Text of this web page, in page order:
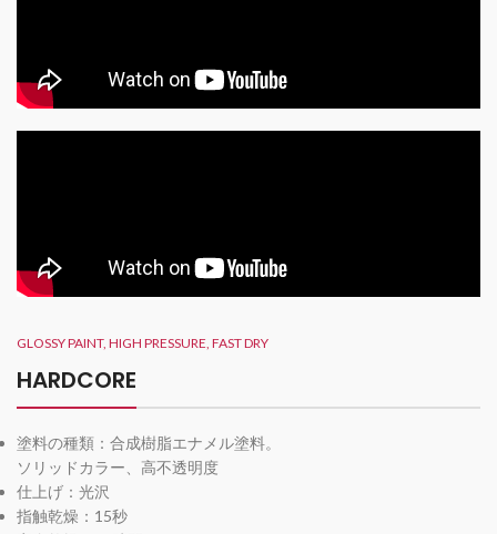
GLOSSY PAINT, HIGH PRESSURE, FAST DRY
HARDCORE
塗料の種類：合成樹脂エナメル塗料。
ソリッドカラー、高不透明度
仕上げ：光沢
指触乾燥：15秒